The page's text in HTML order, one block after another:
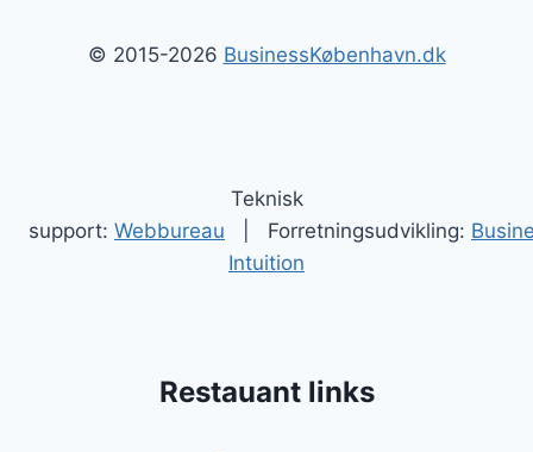
© 2015-2026 BusinessKøbenhavn.dk
Teknisk
support: Webbureau | Forretningsudvikling:
Intuition
Restauant links